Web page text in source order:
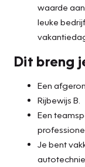
waarde
leuke
Dit breng
Een
Rijbewijs B.
Een
Je bent